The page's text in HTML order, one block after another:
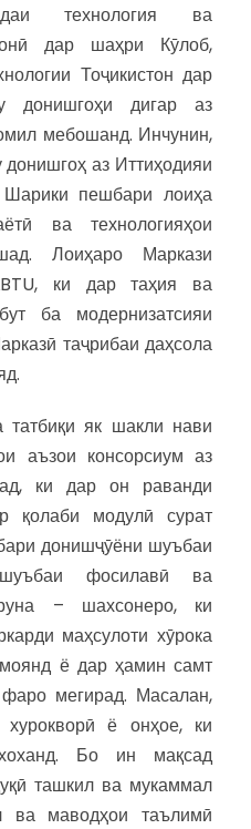
технология ва
дар шаҳри Кӯлоб,
Тоҷикистон дар
дигар аз
мебошанд. Инчунин,
аз Иттиҳодияи
пешбари лоиҳа
ва технологияҳои
Лоиҳаро Маркази
ки дар таҳия ва
ба модернизатсияи
таҷрибаи даҳсола
як шакли нави
аъзои консорсиум аз
ки дар он раванди
модулӣ сурат
донишҷӯёни шуъбаи
фосилавӣ ва
– шахсонеро, ки
маҳсулоти хӯрока
ё дар ҳамин самт
мегирад. Масалан,
хурокворӣ ё онҳое, ки
Бо ин мақсад
ташкил ва мукаммал
ва маводҳои таълимӣ